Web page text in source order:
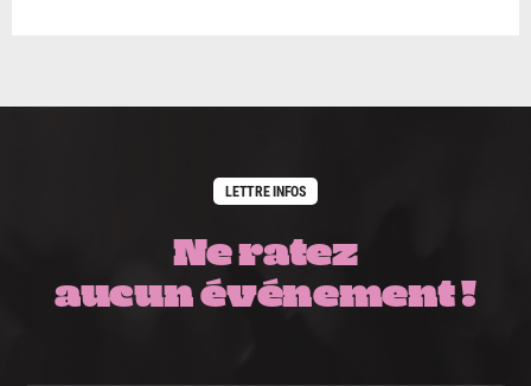
LETTRE INFOS
Ne ratez
aucun événement !